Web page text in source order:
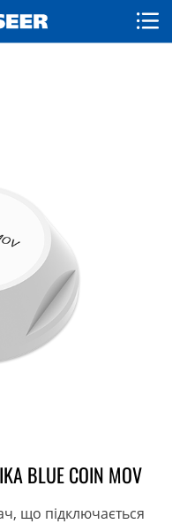
BLUE COIN MOV
що підключається